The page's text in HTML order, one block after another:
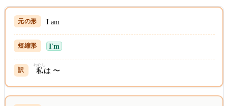
I am
I'm
私
わたし
は 〜